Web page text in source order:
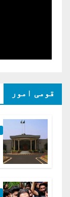
قومی امور